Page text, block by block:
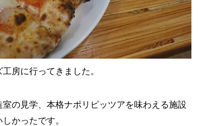
房に行ってきました。
の見学、本格ナポリピッツアを味わえる施設
かったです。